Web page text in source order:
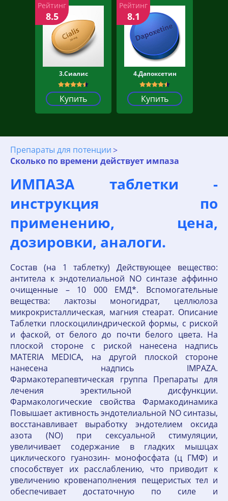
3.Сиалис
Купить
Рейтинг
8.5
4.Дапоксетин
Купить
Рейтинг
8.1
Препараты для потенции
Сколько по времени действует импаза
ИМПАЗА таблетки -
инструкция по
применению, цена,
дозировки, аналоги.
Состав (на 1 таблетку) Действующее вещество:
антитела к эндотелиальной NO синтазе аффинно
очищенные – 10 000 ЕМД*. Вспомогательные
вещества: лактозы моногидрат, целлюлоза
микрокристаллическая, магния стеарат. Описание
Таблетки плоскоцилиндрической формы, с риской
и фаской, от белого до почти белого цвета. На
плоской стороне с риской нанесена надпись
MATERIA MEDICA, на другой плоской стороне
нанесена надпись IMPAZA.
Фармакотерапевтическая группа Препараты для
лечения эректильной дисфункции.
Фармакологические свойства Фармакодинамика
Повышает активность эндотелиальной NO синтазы,
восстанавливает выработку эндотелием оксида
азота (NO) при сексуальной стимуляции,
увеличивает содержание в гладких мышцах
циклического гуанозин- монофосфата (ц ГМФ) и
способствует их расслаблению, что приводит к
увеличению кровенаполнения пещеристых тел и
обеспечивает достаточную по силе и